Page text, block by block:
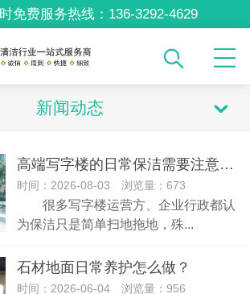
免费服务热线： 136-3292-4629
新闻动态
高端写字楼的日常保洁需要注意什么？
时间：2026-08-03 浏览量：673
很多写字楼运营方、企业行政都认
为保洁只是简单扫地拖地，殊...
石材地面日常养护怎么做？
时间：2026-06-04 浏览量：956